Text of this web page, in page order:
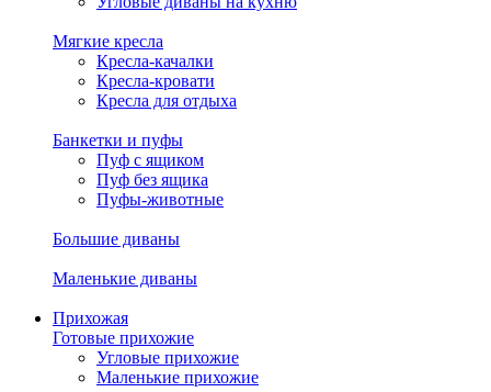
Мягкие кресла
Кресла-качалки
Кресла-кровати
Кресла для отдыха
Банкетки и пуфы
Пуф с ящиком
Пуф без ящика
Пуфы-животные
Большие диваны
Маленькие диваны
Прихожая
Готовые прихожие
Угловые прихожие
Маленькие прихожие